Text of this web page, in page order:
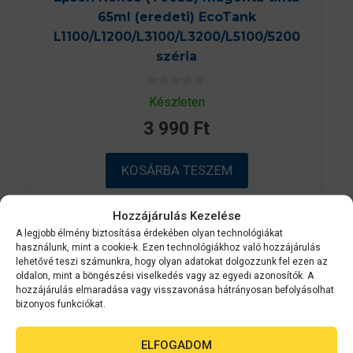
Hozzájárulás Kezelése
A legjobb élmény biztosítása érdekében olyan technológiákat
használunk, mint a cookie-k. Ezen technológiákhoz való hozzájárulás
lehetővé teszi számunkra, hogy olyan adatokat dolgozzunk fel ezen az
oldalon, mint a böngészési viselkedés vagy az egyedi azonosítók. A
hozzájárulás elmaradása vagy visszavonása hátrányosan befolyásolhat
bizonyos funkciókat.
ELFOGADOM
65ml (eredeti) EcoTank
L1100/L1200/L3100/L3200/L5100/5200
széria
0
a
5
b
ő
l
Készleten
3 990 Ft
KOSÁRBA TESZEM